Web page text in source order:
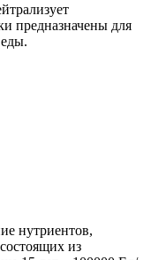
предназначены для
нутриентов,
из